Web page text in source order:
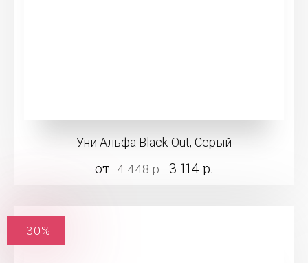
Уни Альфа Black-Out, Серый
от 4 448 р. 3 114 р.
-30%